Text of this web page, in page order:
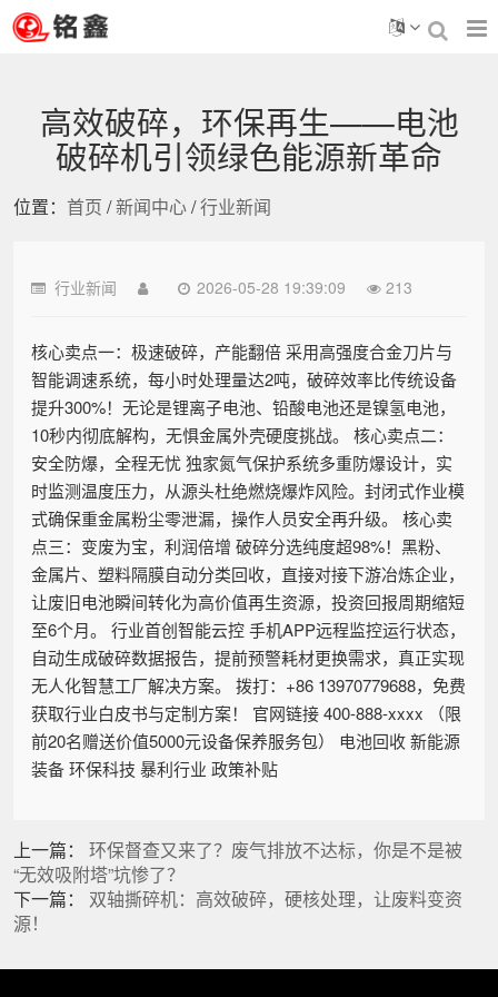
高效破碎，环保再生——电池
破碎机引领绿色能源新革命
位置： 首页 /新闻中心/行业新闻
行业新闻 2026-05-28 19:39:09 213
核心卖点一：极速破碎，产能翻倍 采用高强度合金刀片与
智能调速系统，每小时处理量达2吨，破碎效率比传统设备
提升300%！无论是锂离子电池、铅酸电池还是镍氢电池，
10秒内彻底解构，无惧金属外壳硬度挑战。 核心卖点二：
安全防爆，全程无忧 独家氮气保护系统多重防爆设计，实
时监测温度压力，从源头杜绝燃烧爆炸风险。封闭式作业模
式确保重金属粉尘零泄漏，操作人员安全再升级。 核心卖
点三：变废为宝，利润倍增 破碎分选纯度超98%！黑粉、
金属片、塑料隔膜自动分类回收，直接对接下游冶炼企业，
让废旧电池瞬间转化为高价值再生资源，投资回报周期缩短
至6个月。 行业首创智能云控 手机APP远程监控运行状态，
自动生成破碎数据报告，提前预警耗材更换需求，真正实现
无人化智慧工厂解决方案。 拨打：+86 13970779688，免费
获取行业白皮书与定制方案！ 官网链接 400-888-xxxx （限
前20名赠送价值5000元设备保养服务包） 电池回收 新能源
装备 环保科技 暴利行业 政策补贴
上一篇： 环保督查又来了？废气排放不达标，你是不是被
“无效吸附塔”坑惨了？
下一篇： 双轴撕碎机：高效破碎，硬核处理，让废料变资
源！